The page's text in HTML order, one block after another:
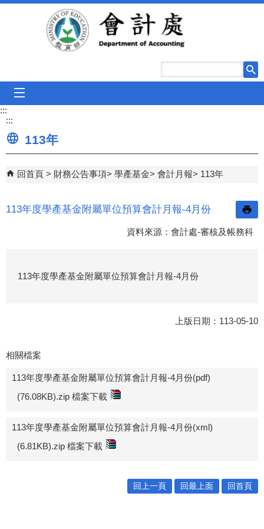
跳到主要內容區塊
:::
:::
113年
回首頁 財務公告事項 學產基金 會計月報 113年
113年度學產基金附屬單位預算會計月報-4月份
資料來源：會計處-審核及帳務科
113年度學產基金附屬單位預算會計月報-4月份
上版日期：113-05-10
相關檔案
113年度學產基金附屬單位預算會計月報-4月份(pdf)
(76.08KB).zip 檔案下載
113年度學產基金附屬單位預算會計月報-4月份(xml)
(6.81KB).zip 檔案下載
回上一頁 回最上面 回首頁